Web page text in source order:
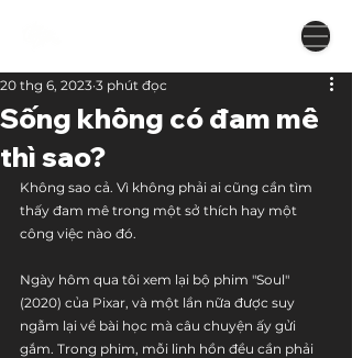
Sống không có đam mê
thì sao?
20 thg 6, 2023 3 phút đọc
Không sao cả. Vì không phải ai cũng cần tìm
thấy đam mê trong một sở thích hay một
công việc nào đó.
Ngày hôm qua tôi xem lại bộ phim "Soul"
(2020) của Pixar, và một lần nữa được suy
ngẫm lại về bài học mà câu chuyện ấy gửi
gắm. Trong phim, mỗi linh hồn đều cần phải